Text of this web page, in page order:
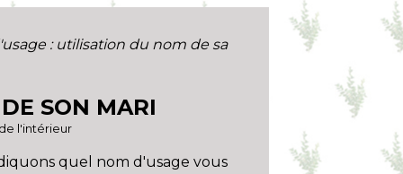
: utilisation du nom de sa
SON MARI
l'intérieur
quel nom d'usage vous